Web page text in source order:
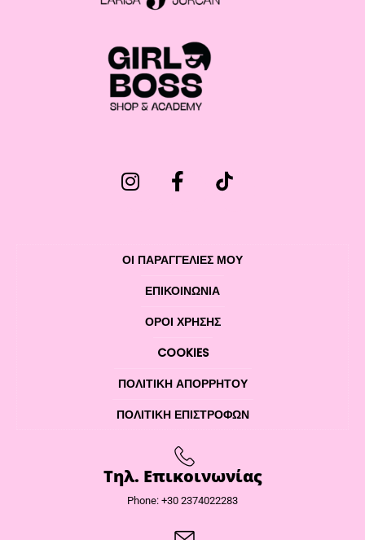
ΟΙ ΠΑΡΑΓΓΕΛΙΕΣ ΜΟΥ
ΕΠΙΚΟΙΝΩΝΊΑ
ΌΡΟΙ ΧΡΉΣΗΣ
COOKIES
ΠΟΛΙΤΙΚΉ ΑΠΟΡΡΉΤΟΥ
ΠΟΛΙΤΙΚΉ ΕΠΙΣΤΡΟΦΏΝ
Τηλ. Επικοινωνίας
Phone: +30 2374022283